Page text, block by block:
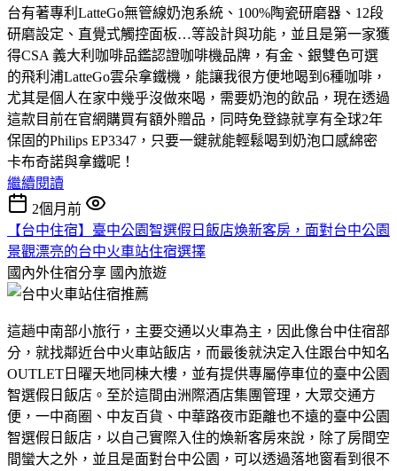
台有著專利LatteGo無管線奶泡系統、100%陶瓷研磨器、12段
研磨設定、直覺式觸控面板…等設計與功能，並且是第一家獲
得CSA 義大利咖啡品鑑認證咖啡機品牌，有金、銀雙色可選
的飛利浦LatteGo雲朵拿鐵機，能讓我很方便地喝到6種咖啡，
尤其是個人在家中幾乎沒做來喝，需要奶泡的飲品，現在透過
這款目前在官網購買有額外贈品，同時免登錄就享有全球2年
保固的Philips EP3347，只要一鍵就能輕鬆喝到奶泡口感綿密
卡布奇諾與拿鐵呢！
繼續閱讀
2個月前
【台中住宿】臺中公園智選假日飯店煥新客房，面對台中公園
景觀漂亮的台中火車站住宿選擇
國內外住宿分享 國內旅遊
這趟中南部小旅行，主要交通以火車為主，因此像台中住宿部
分，就找鄰近台中火車站飯店，而最後就決定入住跟台中知名
OUTLET日曜天地同棟大樓，並有提供專屬停車位的臺中公園
智選假日飯店。至於這間由洲際酒店集團管理，大眾交通方
便，一中商圈、中友百貨、中華路夜市距離也不遠的臺中公園
智選假日飯店，以自己實際入住的煥新客房來說，除了房間空
間蠻大之外，並且是面對台中公園，可以透過落地窗看到很不